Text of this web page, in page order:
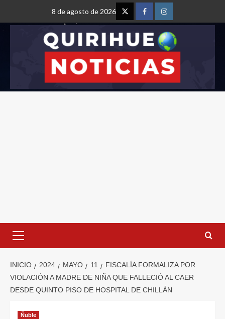
8 de agosto de 2026
INICIO 2024 MAYO 11
FISCALÍA FORMALIZA POR
VIOLACIÓN A MADRE DE NIÑA QUE FALLECIÓ AL CAER
DESDE QUINTO PISO DE HOSPITAL DE CHILLÁN
Ñuble